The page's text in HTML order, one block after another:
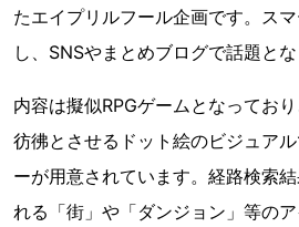
たエイプリルフール企画です。ス
し、SNSやまとめブログで話題とな
内容は擬似RPGゲームとなってお
彷彿とさせるドット絵のビジュア
ーが用意されています。経路検索
れる「街」や「ダンジョン」等の